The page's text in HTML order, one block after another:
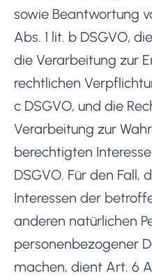
sowie Beantwortung
Abs. 1 lit. b DSGVO,
die Verarbeitung zur
rechtlichen
c DSGVO, und die
Verarbeitung zur
berechtigten
DSGVO. Für den Fall,
Interessen der
anderen natürlichen
personenbezogener
machen, dient Art. 6